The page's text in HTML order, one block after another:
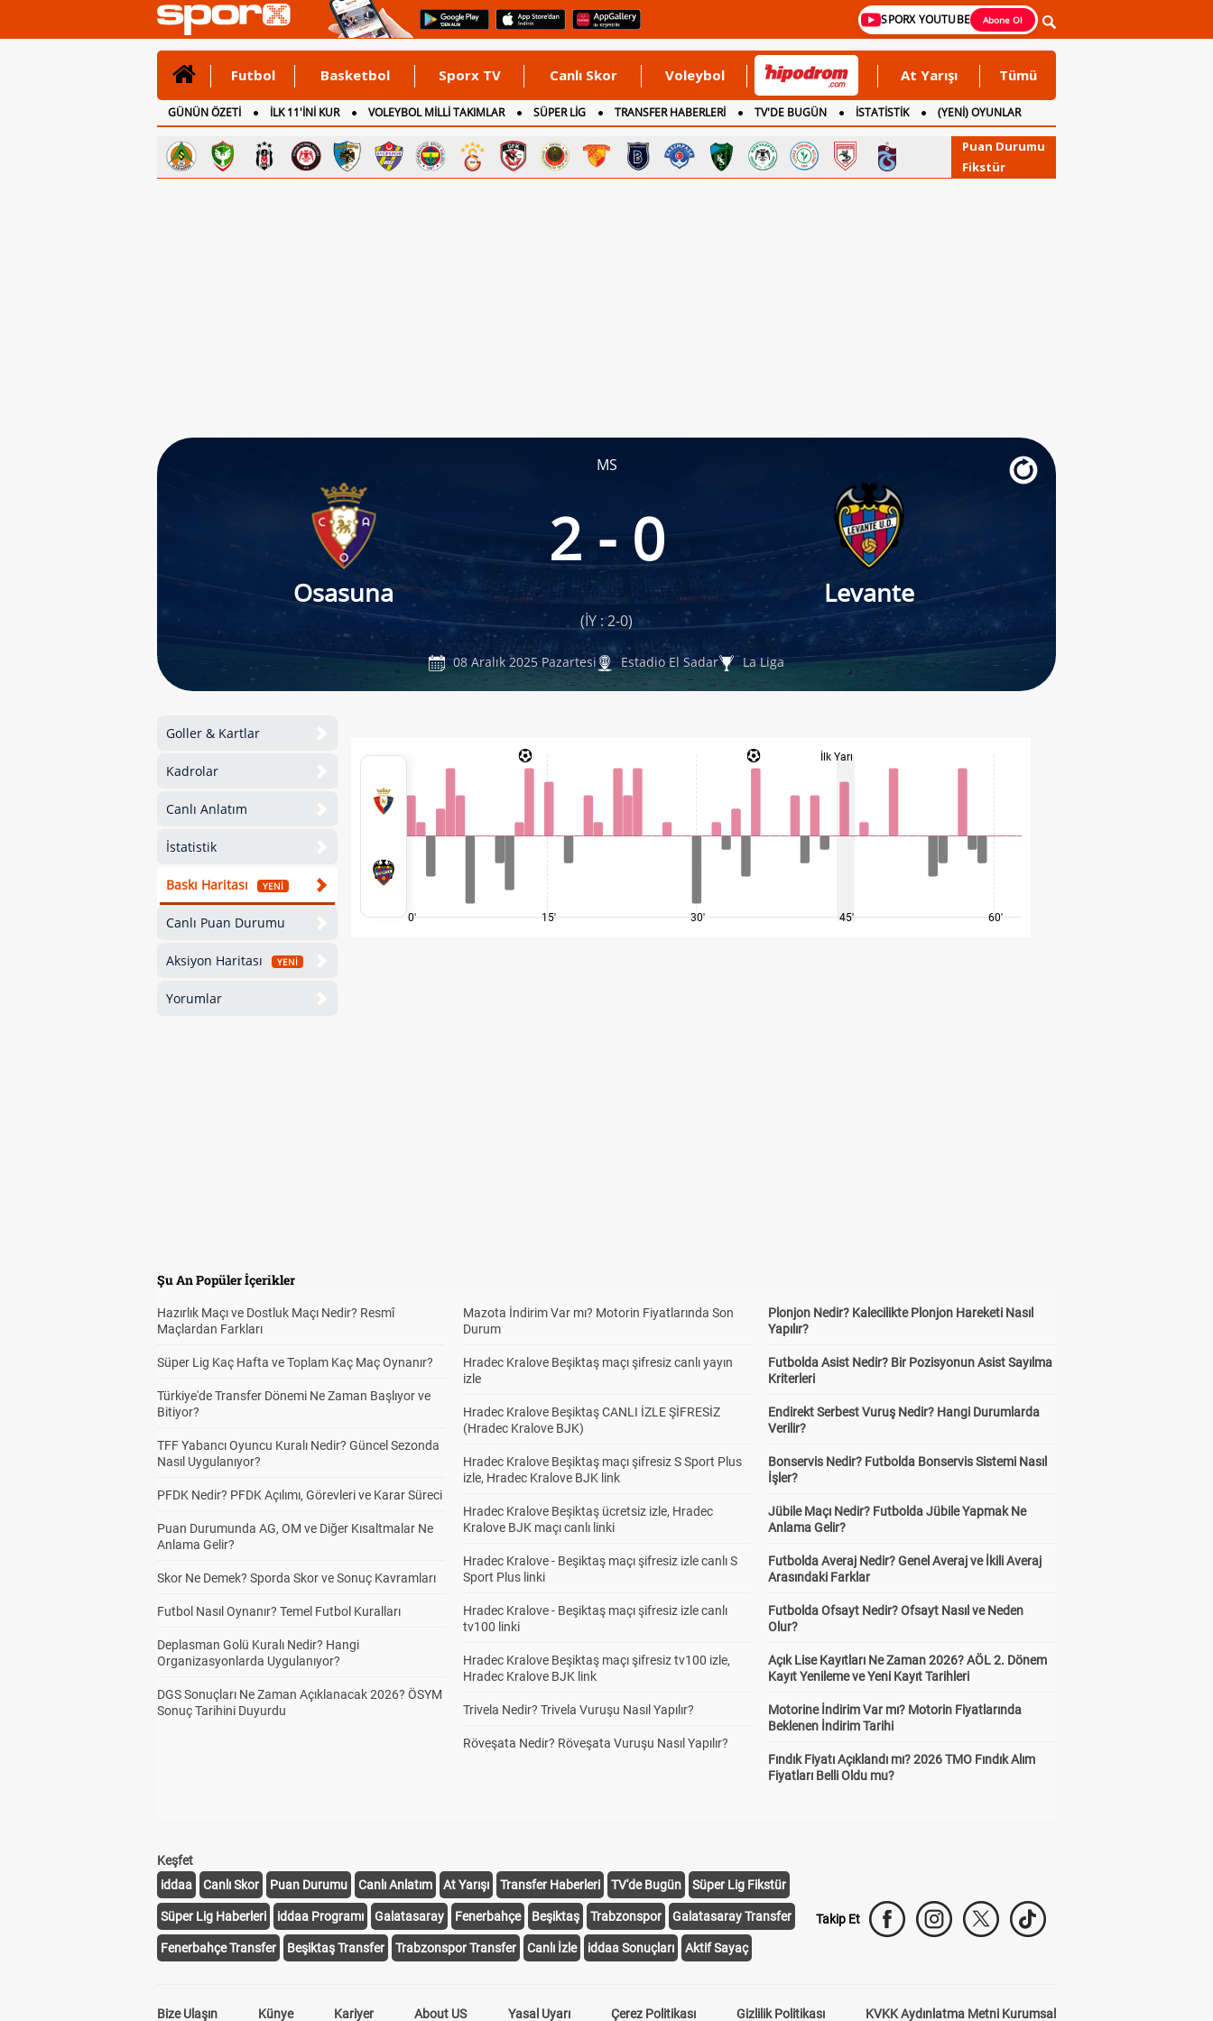
SPORX YOUTUBE Abone Ol
Futbol Basketbol Sporx TV Canlı Skor Voleybol At Yarışı Tümü
GÜNÜN ÖZETİ İLK 11'İNİ KUR VOLEYBOL MİLLİ TAKIMLAR SÜPER LİG TRANSFER HABERLERİ TV'DE BUGÜN İSTATİSTİK
(YENİ) OYUNLAR
CANLI ANLATIM
İNGİLTERE
Puan Durumu
Fikstür
MS
Osasuna
2 - 0
Levante
(İY : 2-0)
08 Aralık 2025 Pazartesi Estadio El Sadar La Liga
Goller & Kartlar
Kadrolar
Canlı Anlatım
İstatistik
Baskı Haritası YENİ
Canlı Puan Durumu
Aksiyon Haritası YENİ
Yorumlar
0' 15' 30'
İlk Yarı
45' 60'
Şu An Popüler İçerikler
Hazırlık Maçı ve Dostluk Maçı Nedir? Resmî
Maçlardan Farkları
Süper Lig Kaç Hafta ve Toplam Kaç Maç Oynanır?
Türkiye'de Transfer Dönemi Ne Zaman Başlıyor ve
Bitiyor?
TFF Yabancı Oyuncu Kuralı Nedir? Güncel Sezonda
Nasıl Uygulanıyor?
PFDK Nedir? PFDK Açılımı, Görevleri ve Karar Süreci
Puan Durumunda AG, OM ve Diğer Kısaltmalar Ne
Anlama Gelir?
Skor Ne Demek? Sporda Skor ve Sonuç Kavramları
Futbol Nasıl Oynanır? Temel Futbol Kuralları
Deplasman Golü Kuralı Nedir? Hangi
Organizasyonlarda Uygulanıyor?
DGS Sonuçları Ne Zaman Açıklanacak 2026? ÖSYM
Sonuç Tarihini Duyurdu
Mazota İndirim Var mı? Motorin Fiyatlarında Son
Durum
Hradec Kralove Beşiktaş maçı şifresiz canlı yayın
izle
Hradec Kralove Beşiktaş CANLI İZLE ŞİFRESİZ
(Hradec Kralove BJK)
Hradec Kralove Beşiktaş maçı şifresiz S Sport Plus
izle, Hradec Kralove BJK link
Hradec Kralove Beşiktaş ücretsiz izle, Hradec
Kralove BJK maçı canlı linki
Hradec Kralove - Beşiktaş maçı şifresiz izle canlı S
Sport Plus linki
Hradec Kralove - Beşiktaş maçı şifresiz izle canlı
tv100 linki
Hradec Kralove Beşiktaş maçı şifresiz tv100 izle,
Hradec Kralove BJK link
Trivela Nedir? Trivela Vuruşu Nasıl Yapılır?
Röveşata Nedir? Röveşata Vuruşu Nasıl Yapılır?
Plonjon Nedir? Kalecilikte Plonjon Hareketi Nasıl
Yapılır?
Futbolda Asist Nedir? Bir Pozisyonun Asist Sayılma
Kriterleri
Endirekt Serbest Vuruş Nedir? Hangi Durumlarda
Verilir?
Bonservis Nedir? Futbolda Bonservis Sistemi Nasıl
İşler?
Jübile Maçı Nedir? Futbolda Jübile Yapmak Ne
Anlama Gelir?
Futbolda Averaj Nedir? Genel Averaj ve İkili Averaj
Arasındaki Farklar
Futbolda Ofsayt Nedir? Ofsayt Nasıl ve Neden
Olur?
Açık Lise Kayıtları Ne Zaman 2026? AÖL 2. Dönem
Kayıt Yenileme ve Yeni Kayıt Tarihleri
Motorine İndirim Var mı? Motorin Fiyatlarında
Beklenen İndirim Tarihi
Fındık Fiyatı Açıklandı mı? 2026 TMO Fındık Alım
Fiyatları Belli Oldu mu?
Keşfet
iddaa
Canlı Skor Puan Durumu Canlı Anlatım At Yarışı Transfer Haberleri TV'de Bugün Süper Lig Fikstür
Süper Lig Haberleri iddaa Programı Galatasaray Fenerbahçe Beşiktaş Trabzonspor Galatasaray Transfer
Fenerbahçe Transfer Beşiktaş Transfer Trabzonspor Transfer Canlı İzle iddaa Sonuçları Aktif Sayaç
Takip Et
Bize Ulaşın Künye Kariyer About US Yasal Uyarı Çerez Politikası Gizlilik Politikası KVKK Aydınlatma Metni Kurumsal